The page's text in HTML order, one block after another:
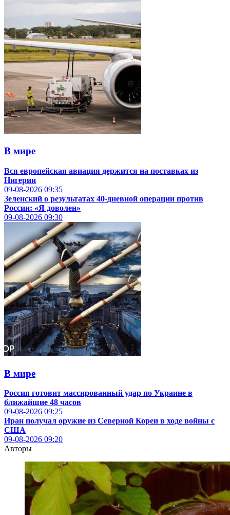
В мире
Вся европейская авиация держится на поставках из
Нигерии
09-08-2026 09:35
Зеленский о результатах 40-дневной операции против
России: «Я доволен»
09-08-2026 09:30
В мире
Россия готовит массированный удар по Украине в
ближайшие 48 часов
09-08-2026 09:25
Иран получал оружие из Северной Кореи в ходе войны с
США
09-08-2026 09:20
Авторы